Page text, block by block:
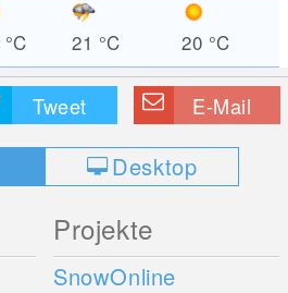
°C 21 °C 20 °C
Tweet E-Mail
Desktop
Projekte
SnowOnline